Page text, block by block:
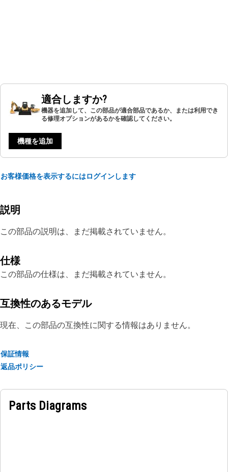
適合しますか?
機器を追加して、この部品が適合部品であるか、または利用でき
る修理オプションがあるかを確認してください。
機種を追加
お客様価格を表示するにはログインします
説明
この部品の説明は、まだ掲載されていません。
仕様
この部品の仕様は、まだ掲載されていません。
互換性のあるモデル
現在、この部品の互換性に関する情報はありません。
保証情報
返品ポリシー
Parts Diagrams